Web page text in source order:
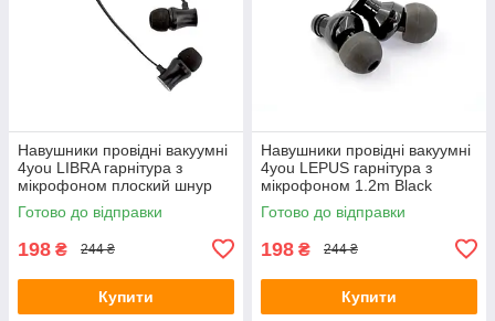
Навушники провідні вакуумні
4you LIBRA гарнітура з
мікрофоном плоский шнур
1.2m Black
Готово до відправки
198 ₴ 244 ₴
Купити
Навушники провідні вакуумні
4you LEPUS гарнітура з
мікрофоном 1.2m Black
Готово до відправки
198 ₴ 244 ₴
Купити